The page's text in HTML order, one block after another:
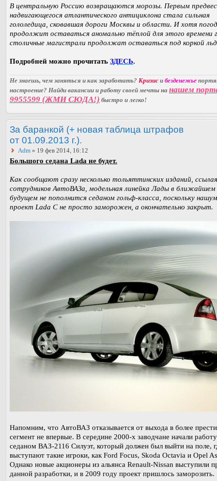
В центральную Россию возвращаются морозы. Первым
надвигающегося атлантического антициклона стала сильная
гололедица, сковавшая дороги Москвы и области. И хотя
продолжит оставаться аномально тёплой для этого времени
столичные магистрали продолжат оставаться под коркой
Подробней можно прочитать ЗДЕСЬ.
Не знаешь, чем заняться и как заработать? Кризис и безденежье
настроение? Найди вакансии и работу своей мечты на нашем
9955599 (ЖМИ СЮДА!) быстро и легко!
За баранкой (+ новая таблица штрафов
от 01.09.2013 г.).
Adm » 19 фев 2014, 16:12
Большого седана Lada не будет.
Как сообщают сразу несколько тольяттинских изданий,
сотрудников АвтоВАЗа, модельная линейка Лады в ближайшем
будущем не пополнится седаном гольф-класса, поскольку
проект Lada С не просто заморожен, а окончательно закрыт.
Напомним, что АвтоВАЗ отказывается от выхода в более
сегмент не впервые. В середине 2000-х заводчане начали
седаном ВАЗ-2116 Силуэт, который должен был выйти на поле,
выступают такие игроки, как Ford Focus, Skoda Octavia и Opel
Однако новые акционеры из альянса Renault-Nissan выступили
данной разработки, и в 2009 году проект пришлось заморозить.